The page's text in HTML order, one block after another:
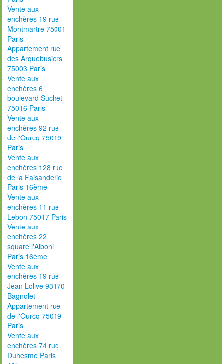
Vente aux
enchères 19 rue
Montmartre 75001
Paris
Appartement rue
des Arquebusiers
75003 Paris
Vente aux
enchères 6
boulevard Suchet
75016 Paris
Vente aux
enchères 92 rue
de l'Ourcq 75019
Paris
Vente aux
enchères 128 rue
de la Faisanderie
Paris 16ème
Vente aux
enchères 11 rue
Lebon 75017 Paris
Vente aux
enchères 22
square l'Alboni
Paris 16ème
Vente aux
enchères 19 rue
Jean Lolive 93170
Bagnolet
Appartement rue
de l'Ourcq 75019
Paris
Vente aux
enchères 74 rue
Duhesme Paris